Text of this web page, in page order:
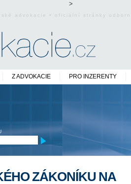
>
advokacie • oficiální stránky
Z ADVOKACIE PRO INZERENTY
ZÁKONÍKU NA